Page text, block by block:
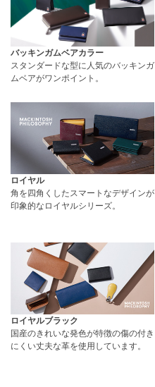
バッキンガムベアカラー
スタンダードな型に人気のバッキンガ
ムベアがワンポイント。
ロイヤル
角を四角くしたスマートなデザインが
印象的なロイヤルシリーズ。
ロイヤルブラック
国産のきれいな発色が特徴の傷の付き
にくい丈夫な革を使用しています。